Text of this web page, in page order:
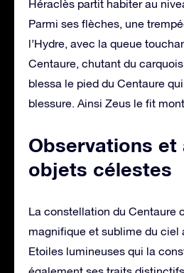
Héraclès partit habiter au
Parmi ses flèches, une
l’Hydre, avec la queue
Centaure, chutant du
blessa le pied du Centaure
blessure. Ainsi Zeus le fit
Observations et
objets célestes
La constellation du Centaure
magnifique et sublime du ciel
Etoiles lumineuses qui la